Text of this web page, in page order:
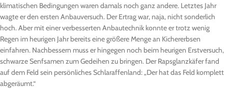
klimatischen Bedingungen waren damals noch ganz andere. Letztes Jahr
wagte er den ersten Anbauversuch. Der Ertrag war, naja, nicht sonderlich
hoch. Aber mit einer verbesserten Anbautechnik konnte er trotz wenig
Regen im heurigen Jahr bereits eine größere Menge an Kichererbsen
einfahren. Nachbessern muss er hingegen noch beim heurigen Erstversuch,
schwarze Senfsamen zum Gedeihen zu bringen. Der Rapsglanzkäfer fand
auf dem Feld sein persönliches Schlaraffenland: „Der hat das Feld komplett
abgeräumt.“